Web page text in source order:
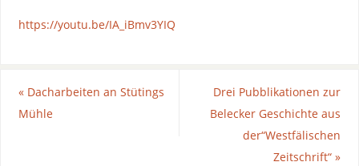
https://youtu.be/IA_iBmv3YIQ
«Dacharbeiten an Stütings
Mühle
Drei Pubblikationen zur
Belecker Geschichte aus
der“Westfälischen
Zeitschrift“»